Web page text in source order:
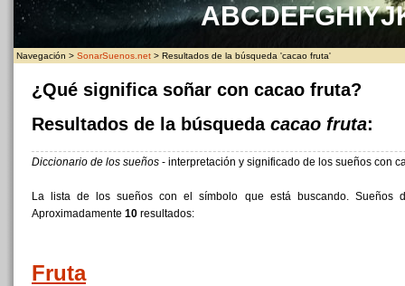
ABCDEFGHIYJ
Navegación > SonarSuenos.net > Resultados de la búsqueda 'cacao fruta'
¿Qué significa soñar con cacao fruta?
Resultados de la búsqueda cacao fruta:
Diccionario de los sueños - interpretación y significado de los sueños con
La lista de los sueños con el símbolo que está buscando. Sueños
Aproximadamente 10 resultados:
Fruta